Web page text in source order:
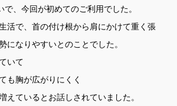
、今回が初めてのご利用でした。
活で、首の付け根から肩にかけて重く張
になりやすいとのことでした。
いて
も胸が広がりにくく
えているとお話しされていました。